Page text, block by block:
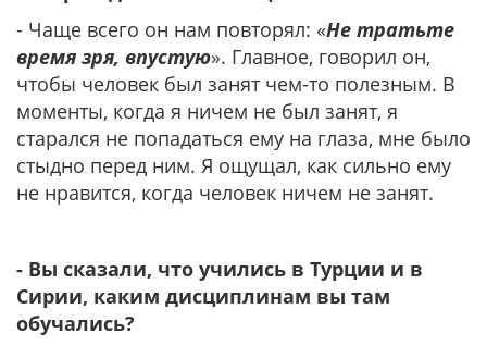
- Чаще всего он нам повторял: «Не тратьте
время зря, впустую». Главное, говорил он,
чтобы человек был занят чем-то полезным. В
моменты, когда я ничем не был занят, я
старался не попадаться ему на глаза, мне было
стыдно перед ним. Я ощущал, как сильно ему
не нравится, когда человек ничем не занят.
- Вы сказали, что учились в Турции и в
Сирии, каким дисциплинам вы там
обучались?